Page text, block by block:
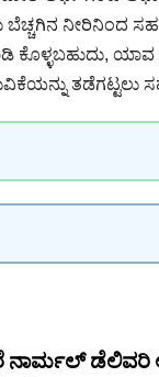
ನೀರಿನಿಂದ
ಕೊಳ್ಳಬಹುದು,
ತಡೆಗಟ್ಟಲು
ನಾರ್ಮಲ್ ಡೆಲಿವರಿ